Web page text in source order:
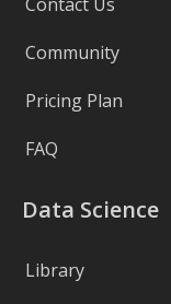
Community
Pricing Plan
FAQ
Data Science
Library